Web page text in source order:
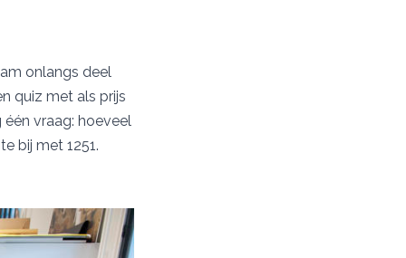
onlangs deel
quiz met als prijs
vraag: hoeveel
bij met 1251.